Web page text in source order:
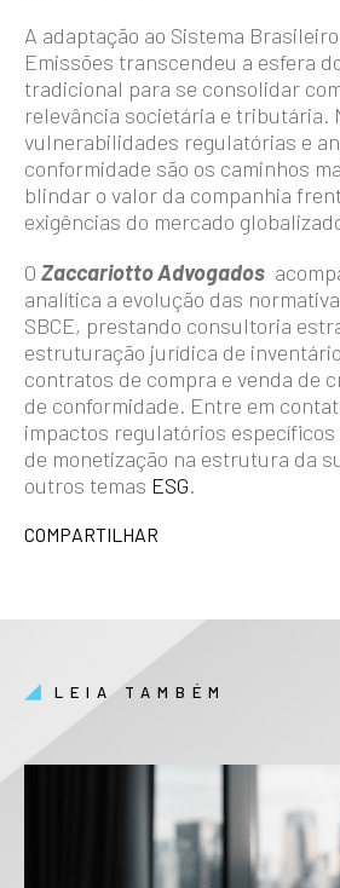
A adaptação ao Sistema
Emissões transcendeu a esfera
tradicional para se consolidar
relevância societária e tributária.
vulnerabilidades regulatórias e
conformidade são os caminhos
blindar o valor da companhia
exigências do mercado
O Zaccariotto Advogados
analítica a evolução das
SBCE, prestando consultoria
estruturação jurídica de
contratos de compra e venda de
de conformidade. Entre em
impactos regulatórios
de monetização na estrutura da
outros temas ESG.
COMPARTILHAR
LEIA TAMBÉM